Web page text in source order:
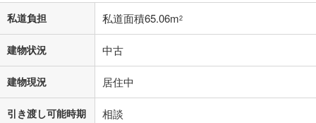
私道負担 私道面積65.06m2
建物状況 中古
建物現況 居住中
引き渡し可能時期 相談